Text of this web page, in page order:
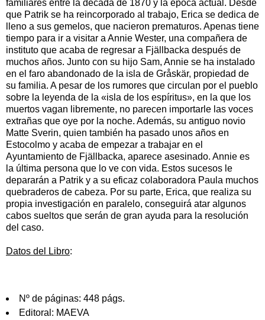
familiares entre la década de 1870 y la época actual. Desde
que Patrik se ha reincorporado al trabajo, Erica se dedica de
lleno a sus gemelos, que nacieron prematuros. Apenas tiene
tiempo para ir a visitar a Annie Wester, una compañera de
instituto que acaba de regresar a Fjällbacka después de
muchos años. Junto con su hijo Sam, Annie se ha instalado
en el faro abandonado de la isla de Gråskär, propiedad de
su familia. A pesar de los rumores que circulan por el pueblo
sobre la leyenda de la «isla de los espíritus», en la que los
muertos vagan libremente, no parecen importarle las voces
extrañas que oye por la noche. Además, su antiguo novio
Matte Sverin, quien también ha pasado unos años en
Estocolmo y acaba de empezar a trabajar en el
Ayuntamiento de Fjällbacka, aparece asesinado. Annie es
la última persona que lo ve con vida. Estos sucesos le
depararán a Patrik y a su eficaz colaboradora Paula muchos
quebraderos de cabeza. Por su parte, Erica, que realiza su
propia investigación en paralelo, conseguirá atar algunos
cabos sueltos que serán de gran ayuda para la resolución
del caso.
Datos del Libro:
Nº de páginas: 448 págs.
Editoral: MAEVA